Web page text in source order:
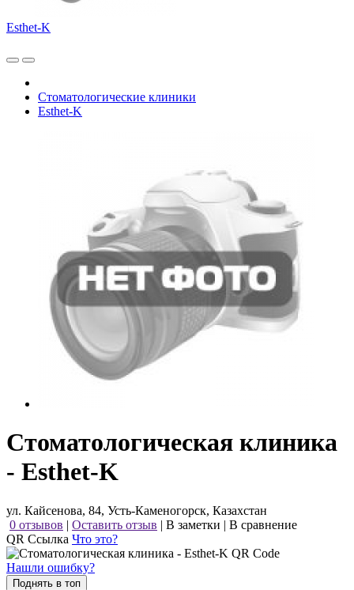
Esthet-K
Стоматологические клиники
Esthet-K
Стоматологическая клиника
- Esthet-K
ул. Кайсенова, 84, Усть-Каменогорск, Казахстан
0 отзывов | Оставить отзыв | В заметки | В сравнение
QR Ссылка Что это?
Нашли ошибку?
Поднять в топ